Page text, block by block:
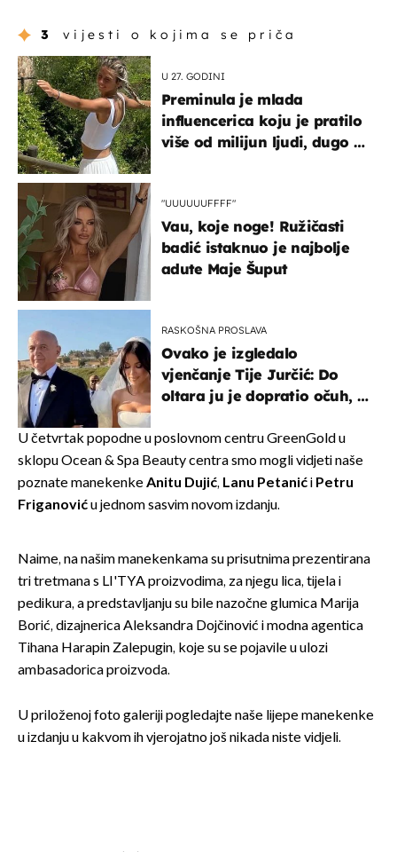
3 vijesti o kojima se priča
U 27. GODINI
Preminula je mlada
influencerica koju je pratilo
više od milijun ljudi, dugo se
"UUUUUUFFFF"
Vau, koje noge! Ružičasti
badić istaknuo je najbolje
adute Maje Šuput
RASKOŠNA PROSLAVA
Ovako je izgledalo
vjenčanje Tije Jurčić: Do
oltara ju je dopratio očuh, a
U četvrtak popodne u poslovnom centru GreenGold u
sklopu Ocean & Spa Beauty centra smo mogli vidjeti naše
poznate manekenkeAnitu Dujić, Lanu Petanići Petru
Friganoviću jednom sasvim novom izdanju.
Naime, na našim manekenkama su prisutnima prezentirana
tri tretmana s LI'TYA proizvodima, za njegu lica, tijela i
pedikura, a predstavljanju su bile nazočne glumica Marija
Borić, dizajnerica Aleksandra Dojčinović i modna agentica
Tihana Harapin Zalepugin, koje su se pojavile u ulozi
ambasadorica proizvoda.
U priloženoj foto galeriji pogledajte naše lijepe manekenke
u izdanju u kakvom ih vjerojatno još nikada niste vidjeli.